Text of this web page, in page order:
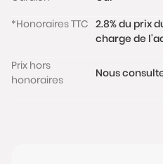
exposé sont disponibles
www.georisques.gouv.fr
*Honoraires TTC 2.8% du prix
charge de
Prix hors
honoraires
Nous